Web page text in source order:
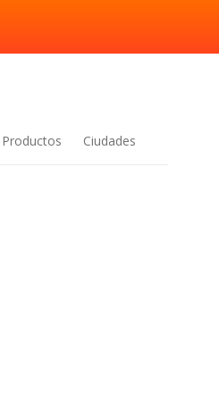
Productos Ciudades